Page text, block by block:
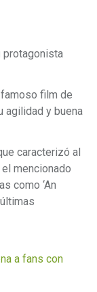
protagonista
famoso film de
agilidad y buena
caracterizó al
el mencionado
como ‘An
a fans con